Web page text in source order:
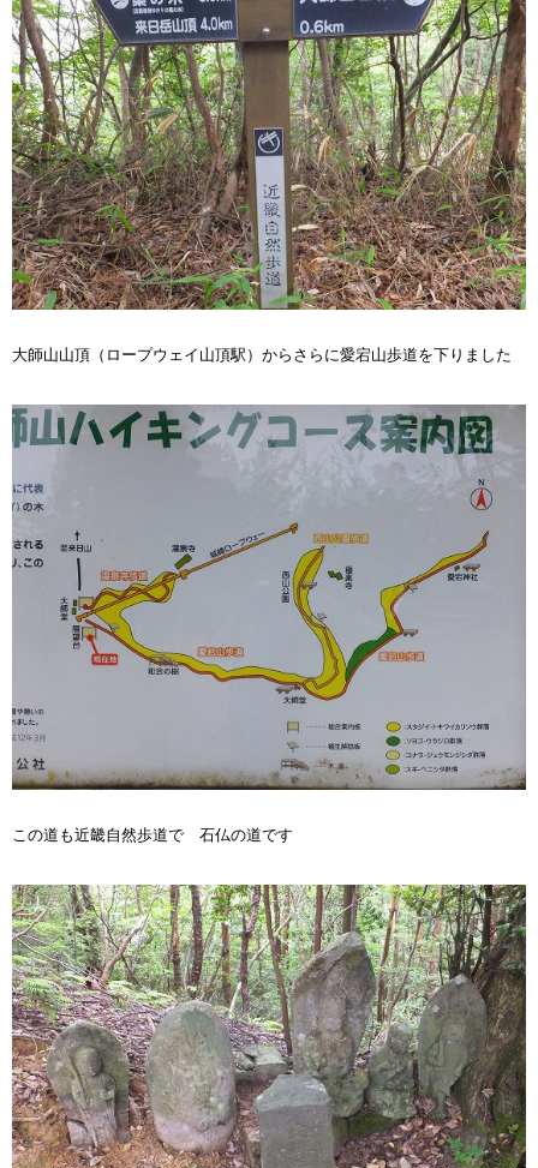
大師山山頂（ロープウェイ山頂駅）からさらに愛宕山歩道を下りました
この道も近畿自然歩道で 石仏の道です